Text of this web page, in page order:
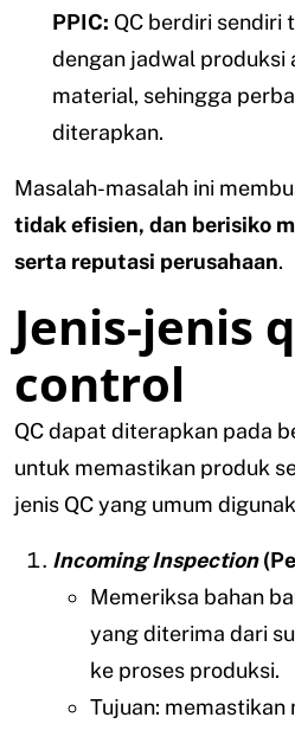
PPIC: QC berdiri sendiri
dengan jadwal produksi
material, sehingga
diterapkan.
Masalah-masalah ini
tidak efisien, dan berisiko
serta reputasi perusahaan.
Jenis-jenis
control
QC dapat diterapkan pada
untuk memastikan produk
jenis QC yang umum
Incoming Inspection
Memeriksa bahan
yang diterima dari
ke proses produksi.
Tujuan: memastikan